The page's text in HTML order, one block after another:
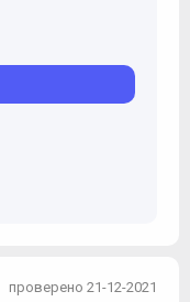
проверено 21-12-2021